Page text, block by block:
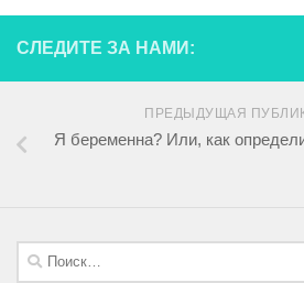
СЛЕДИТЕ ЗА НАМИ:
ПРЕДЫДУЩАЯ
Я беременна? Или, как